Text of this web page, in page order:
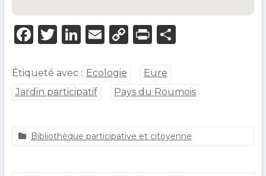
F
c
e
o
T
it
te
Li
k
e
n
E
ai
C
y
n
P
n
t
P
g
Étiqueté avec : Ecologie
Eure
Jardin participatif
Pays du Roumois
Bibliothèque participative et citoyenne